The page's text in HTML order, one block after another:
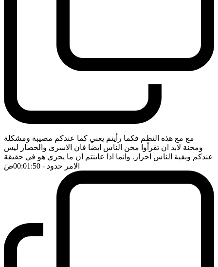
مع مع هذه النظم فكما رأيتم يعني كما عندكم مصيبة ومشكلة
ومحنة لابد ان تقرأوا محن الناس ايضا فان الاسرى والحصار ليس
عندكم وبقية الناس احرار. وانما اذا عاينتم ان ما يجري هو في حقيقة
الامر حدود - 00:01:50 ضَ